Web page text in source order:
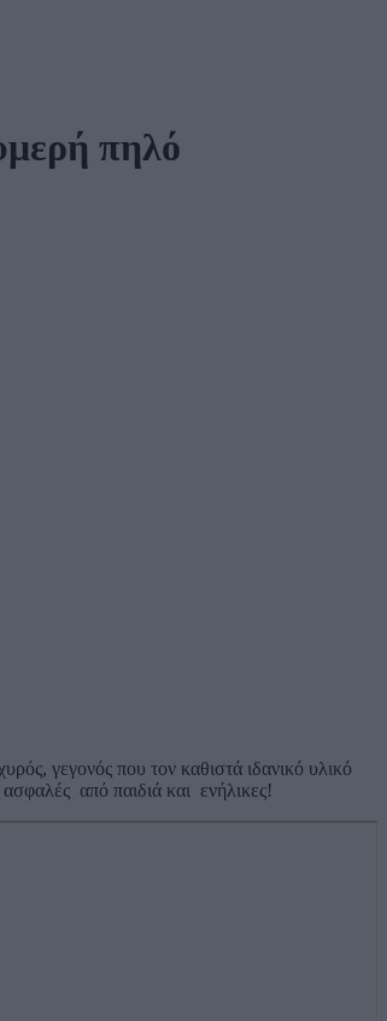
πηλό
γεγονός που τον καθιστά ιδανικό υλικό
ασφαλές από παιδιά και ενήλικες!